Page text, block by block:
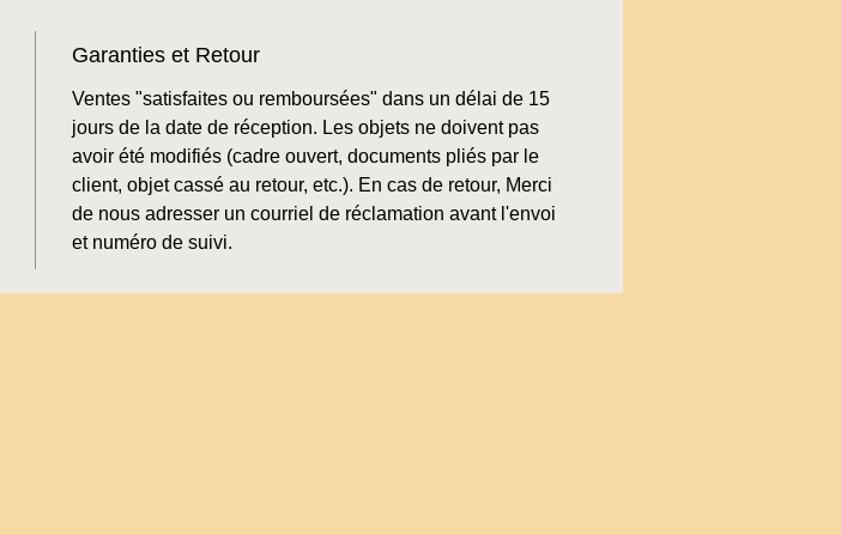
Garanties et Retour
Ventes "satisfaites ou remboursées" dans un délai de 15
jours de la date de réception. Les objets ne doivent pas
avoir été modifiés (cadre ouvert, documents pliés par le
client, objet cassé au retour, etc.). En cas de retour, Merci
de nous adresser un courriel de réclamation avant l'envoi
et numéro de suivi.